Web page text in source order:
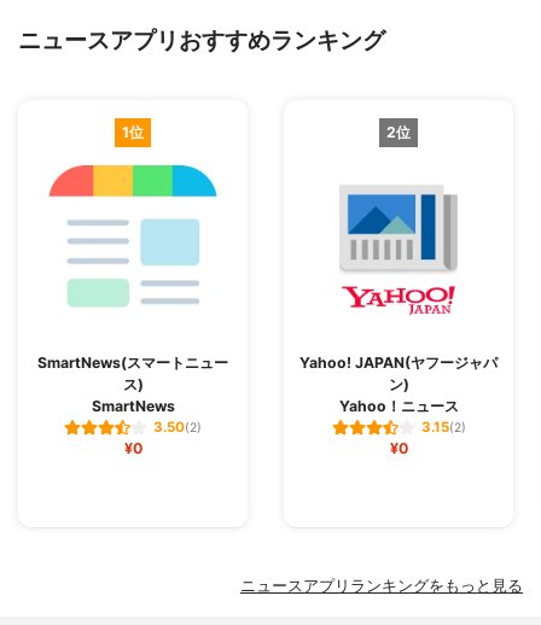
ニュースアプリおすすめランキング
1位
SmartNews(スマートニュー
ス)
SmartNews
3.50(2)
¥0
2位
Yahoo! JAPAN(ヤフージャパ
ン)
Yahoo！ニュース
3.15(2)
¥0
ニュースアプリランキングをもっと見る